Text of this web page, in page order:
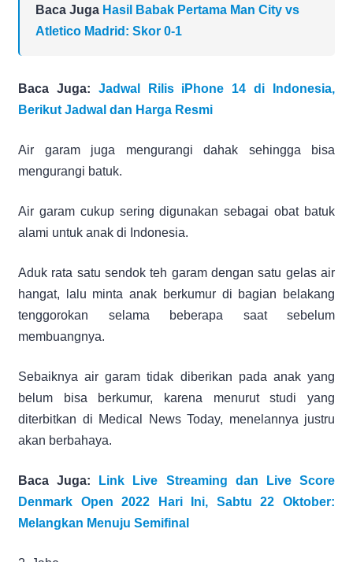
Baca Juga Hasil Babak Pertama Man City vs
Atletico Madrid: Skor 0-1
Baca Juga: Jadwal Rilis iPhone 14 di Indonesia,
Berikut Jadwal dan Harga Resmi
Air garam juga mengurangi dahak sehingga bisa
mengurangi batuk.
Air garam cukup sering digunakan sebagai obat batuk
alami untuk anak di Indonesia.
Aduk rata satu sendok teh garam dengan satu gelas air
hangat, lalu minta anak berkumur di bagian belakang
tenggorokan selama beberapa saat sebelum
membuangnya.
Sebaiknya air garam tidak diberikan pada anak yang
belum bisa berkumur, karena menurut studi yang
diterbitkan di Medical News Today, menelannya justru
akan berbahaya.
Baca Juga:
Link Live Streaming dan Live Score
Denmark Open 2022 Hari Ini, Sabtu 22 Oktober:
Melangkan Menuju Semifinal